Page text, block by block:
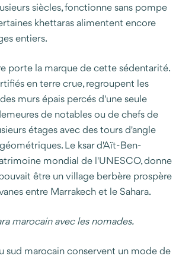
siècles, fonctionne sans pompe
khettaras alimentent encore
entiers.
porte la marque de cette sédentarité.
en terre crue, regroupent les
murs épais percés d'une seule
de notables ou de chefs de
étages avec des tours d'angle
Le ksar d'Aït-Ben-
mondial de l'UNESCO, donne
être un village berbère prospère
entre Marrakech et le Sahara.
marocain avec les nomades.
sud marocain conservent un mode de